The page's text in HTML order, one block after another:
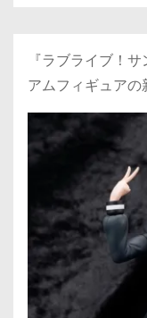
『ラブライブ！
アムフィギュアの